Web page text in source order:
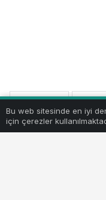
BEĞEN
Karanlık Güçler
Bu web sitesinde en iyi
için çerezler